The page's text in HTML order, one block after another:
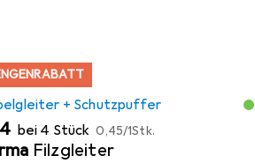
+ Schutzpuffer
bei 4 Stück EUR
0,45/1Stk.
Filzgleiter